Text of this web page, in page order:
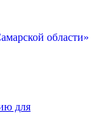
области»
для